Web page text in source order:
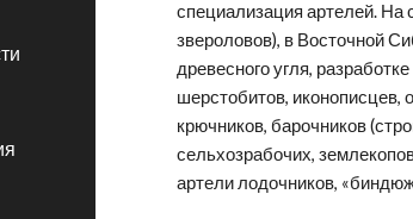
специализация артелей. На
звероловов), в Восточной
древесного угля,
шерстобитов, иконописцев,
крючников, барочников
сельхозрабочих,
артели лодочников,